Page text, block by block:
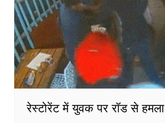
रेस्टोरेंट में युवक पर रॉड से हमला